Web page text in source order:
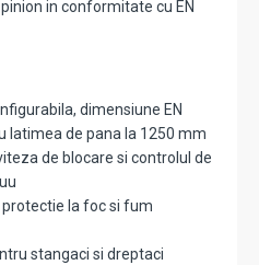
in conformitate cu EN
dimensiune EN
latimea de pana la 1250 mm
de blocare si controlul de
la foc si fum
stangaci si dreptaci